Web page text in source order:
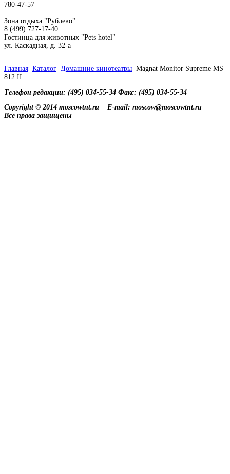
780-47-57
Зона отдыха "Рублево"
8 (499) 727-17-40
Гостинца для животных "Рets hotel"
ул. Каскадная, д. 32-а
Главная Каталог Домашние кинотеатры Magnat Monitor Supreme MS
812 II
Телефон редакции: (495) 034-55-34 Факс: (495) 034-55-34
Copyright © 2014 moscowtnt.ru
E-mail: moscow@moscowtnt.ru
Все права защищены